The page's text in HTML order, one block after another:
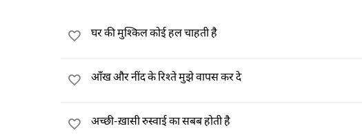
घर की मुश्किल कोई हल चाहती है
आँख और नींद के रिश्ते मुझे वापस कर दे
अच्छी-ख़ासी रुस्वाई का सबब होती है